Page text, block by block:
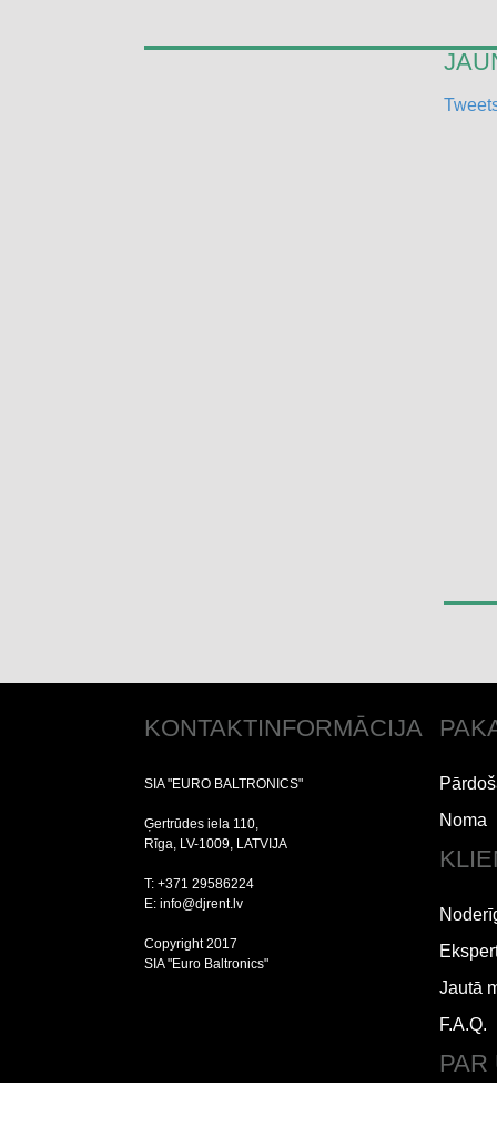
KONTAKTINFORMĀCIJA
SIA "EURO BALTRONICS"
Ģertrūdes iela 110,
Rīga, LV-1009, LATVIJA
T: +371 29586224
E: info@djrent.lv
Copyright 2017
SIA "Euro Baltronics"
Noma
Jautā
F.A.Q.
PAR